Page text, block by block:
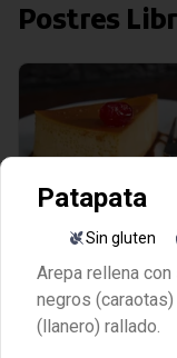
Postres
contener
Patapata
Sin gluten
Arepa rellena
negros
(llanero) rallado.